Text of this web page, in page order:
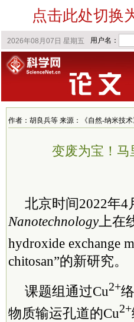
点击此处切换
作者：胡良兵等 来源：《自然-纳米技术
变废为宝！
北京时间2022年
Nanotechnology上在
hydroxide exchange
chitosan”的新研究。
课题组通过Cu2+
物质输运孔道的Cu2+